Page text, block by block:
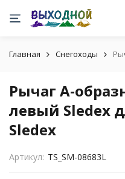
Главная Снегоходы
Рычаг А-
левый Sledex
Sledex
Артикул: TS_SM-08683L